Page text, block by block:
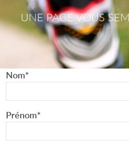
UNE PAGE VOUS
Nom*
Prénom*